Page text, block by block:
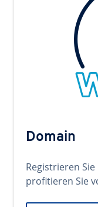
Domain
Registrieren
profitieren Sie